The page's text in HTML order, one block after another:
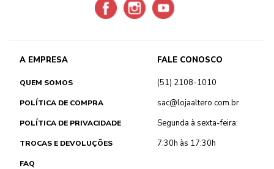
A EMPRESA
QUEM SOMOS
POLÍTICA DE COMPRA
POLÍTICA DE PRIVACIDADE
TROCAS E DEVOLUÇÕES
FAQ
FALE CONOSCO
(51) 2108-1010
sac@lojaaltero.com.br
Segunda à sexta-feira:
7:30h às 17:30h